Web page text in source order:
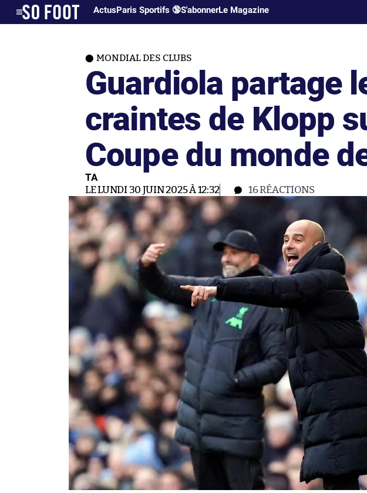
ActusParis Sportifs 🔞S'abonnerLe Magazine
MONDIAL DES CLUBS
Guardiola partage
craintes de Klopp
Coupe du monde
TA
LE LUNDI 30 JUIN 2025 À 12:32 16RÉACTIONS